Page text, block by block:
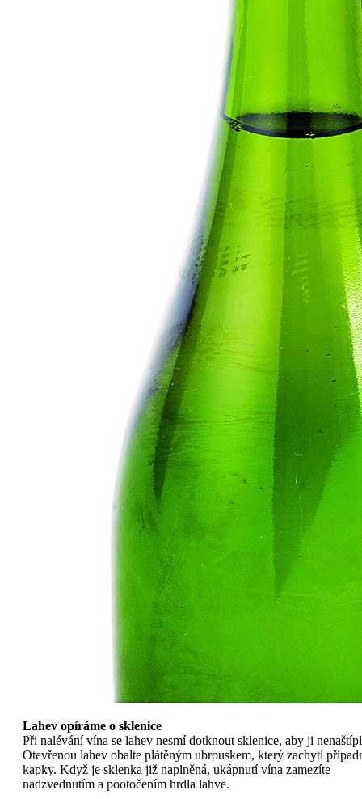
Lahev opíráme o sklenice
Při nalévání vína se lahev nesmí dotknout sklenice, aby ji
Otevřenou lahev obalte plátěným ubrouskem, který zachytí
kapky. Když je sklenka již naplněná, ukápnutí vína zamezíte
nadzvednutím a pootočením hrdla lahve.